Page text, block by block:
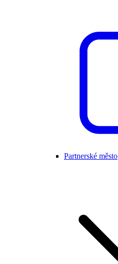
Partnerské město